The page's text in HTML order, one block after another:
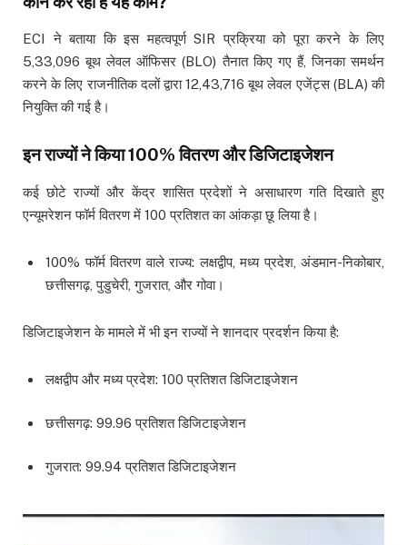
ECI ने बताया कि इस महत्वपूर्ण SIR प्रक्रिया को पूरा करने के लिए
5,33,096 बूथ लेवल ऑफिसर (BLO) तैनात किए गए हैं, जिनका समर्थन
करने के लिए राजनीतिक दलों द्वारा 12,43,716 बूथ लेवल एजेंट्स (BLA) की
नियुक्ति की गई है।
इन राज्यों ने किया 100% वितरण और डिजिटाइजेशन
कई छोटे राज्यों और केंद्र शासित प्रदेशों ने असाधारण गति दिखाते हुए
एन्यूमरेशन फॉर्म वितरण में 100 प्रतिशत का आंकड़ा छू लिया है।
100% फॉर्म वितरण वाले राज्य: लक्षद्वीप, मध्य प्रदेश, अंडमान-निकोबार,
छत्तीसगढ़, पुडुचेरी, गुजरात, और गोवा।
डिजिटाइजेशन के मामले में भी इन राज्यों ने शानदार प्रदर्शन किया है:
लक्षद्वीप और मध्य प्रदेश: 100 प्रतिशत डिजिटाइजेशन
छत्तीसगढ़: 99.96 प्रतिशत डिजिटाइजेशन
गुजरात: 99.94 प्रतिशत डिजिटाइजेशन